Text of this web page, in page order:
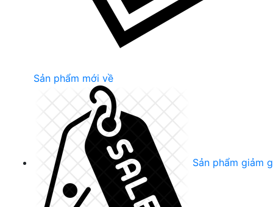
Sản phẩm mới về
Sản phẩm giảm